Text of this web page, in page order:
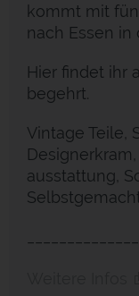
kommt mit
nach Essen in
Hier findet ihr
begehrt.
Vintage Teile,
ausstattung,